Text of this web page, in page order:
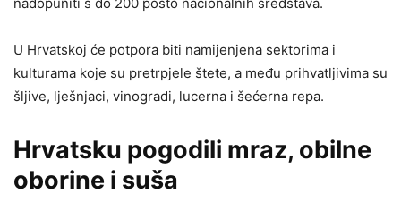
U Hrvatskoj će potpora biti namijenjena sektorima i
kulturama koje su pretrpjele štete, a među prihvatljivima su
šljive, lješnjaci, vinogradi, lucerna i šećerna repa.
Hrvatsku pogodili mraz, obilne
oborine i suša